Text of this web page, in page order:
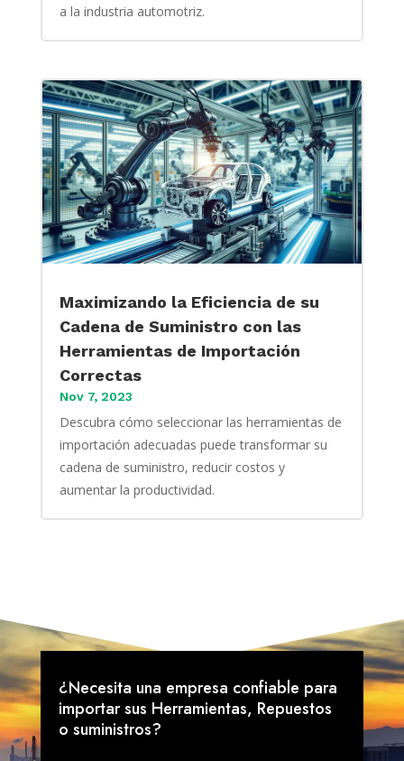
a la industria automotriz.
Maximizando la Eficiencia de su
Cadena de Suministro con las
Herramientas de Importación
Correctas
Nov 7, 2023
Descubra cómo seleccionar las herramientas de
importación adecuadas puede transformar su
cadena de suministro, reducir costos y
aumentar la productividad.
¿Necesita una empresa confiable para
importar sus Herramientas, Repuestos
o suministros?